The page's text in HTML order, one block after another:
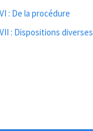
: De la procédure
: Dispositions diverses